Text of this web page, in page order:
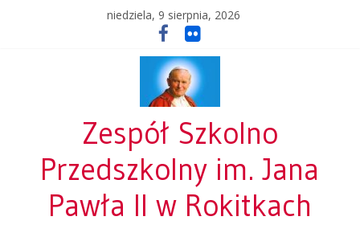
niedziela, 9 sierpnia, 2026
Zespół Szkolno
Przedszkolny im. Jana
Pawła II w Rokitkach